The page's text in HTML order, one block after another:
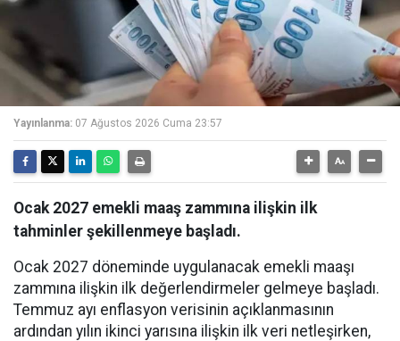
Yayınlanma: 07 Ağustos 2026 Cuma 23:57
Ocak 2027 emekli maaş zammına ilişkin ilk
tahminler şekillenmeye başladı.
Ocak 2027 döneminde uygulanacak emekli maaşı
zammına ilişkin ilk değerlendirmeler gelmeye başladı.
Temmuz ayı enflasyon verisinin açıklanmasının
ardından yılın ikinci yarısına ilişkin ilk veri netleşirken,